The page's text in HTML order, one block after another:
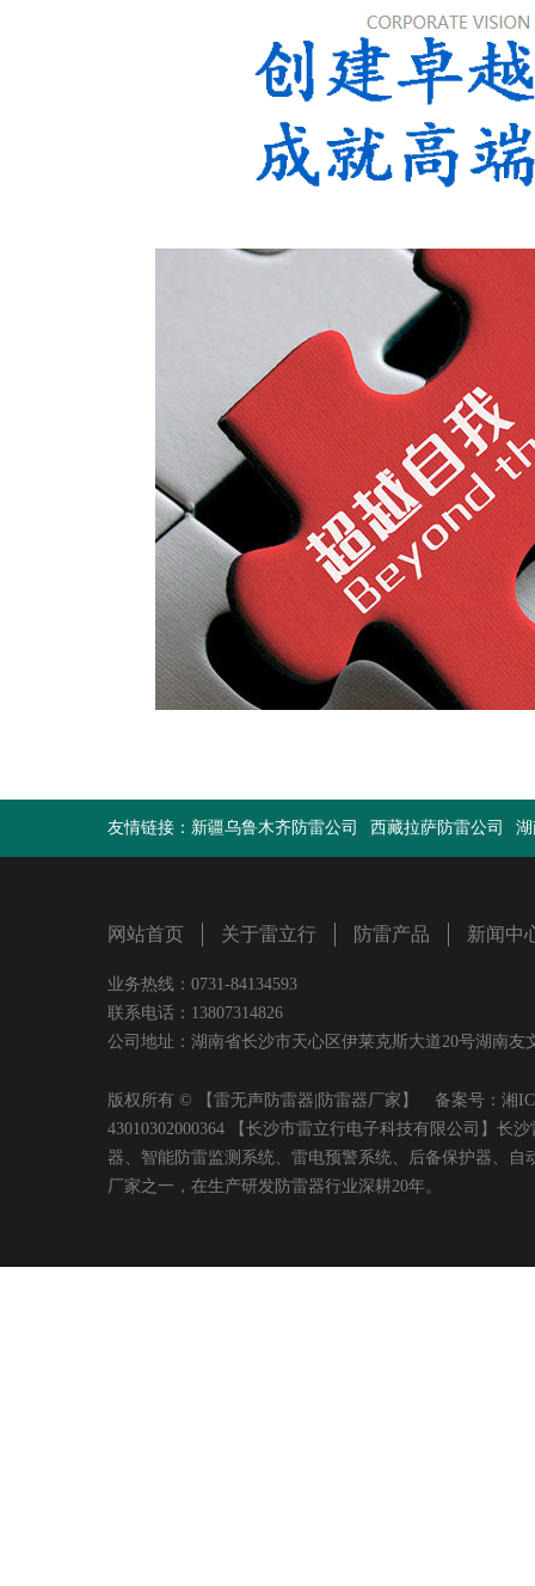
友情链接： 新疆乌鲁木齐防雷公司 西藏拉萨防雷公司
网站首页 关于雷立行 防雷产品 新闻中
业务热线：0731-84134593
联系电话：13807314826
公司地址：湖南省长沙市天心区伊莱克斯大道20号湖南
版权所有 © 【雷无声防雷器|防雷器厂家】 备案号： 湘
43010302000364 【长沙市雷立行电子科技有限公司】长
器、智能防雷监测系统、雷电预警系统、后备保护器、
厂家之一，在生产研发防雷器行业深耕20年。